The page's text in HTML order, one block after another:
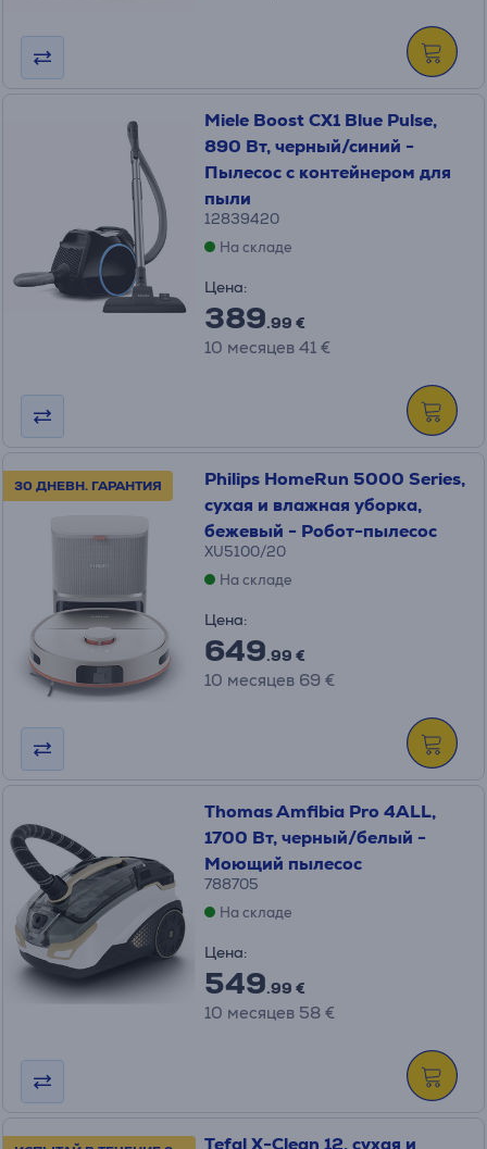
Miele Boost CX1 Blue Pulse,
890 Вт, черный/синий -
Пылесос с контейнером для
пыли
12839420
На складе
Цена:
389.99 €
10 месяцев 41 €
30 ДНЕВН. ГАРАНТИЯ
Philips HomeRun 5000 Series,
сухая и влажная уборка,
бежевый - Робот-пылесос
XU5100/20
На складе
Цена:
649.99 €
10 месяцев 69 €
Thomas Amfibia Pro 4ALL,
1700 Вт, черный/белый -
Моющий пылесос
788705
На складе
Цена:
549.99 €
10 месяцев 58 €
Tefal X-Clean 12, сухая и